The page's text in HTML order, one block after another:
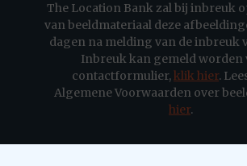
The Location Bank zal bij inbreuk
van beeldmateriaal deze
dagen na melding van de inbreuk
Inbreuk kan gemeld worden
contactformulier,klik hier.
Algemene Voorwaarden over
hier.